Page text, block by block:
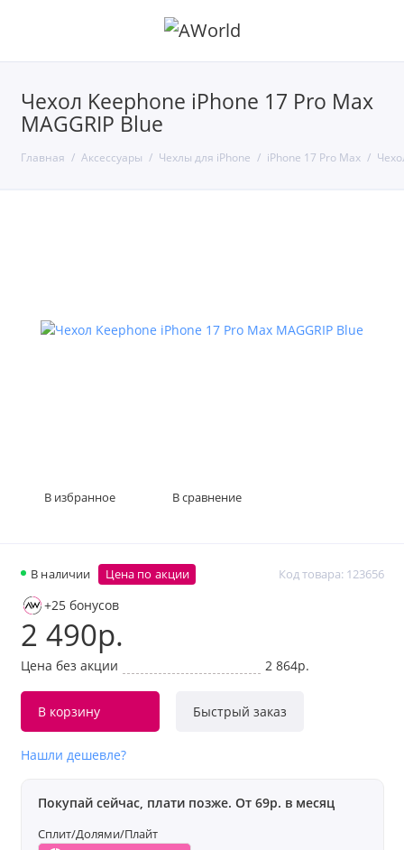
Чехол Keephone iPhone 17 Pro Max
MAGGRIP Blue
Главная Аксессуары Чехлы для iPhone iPhone 17 Pro Max
В наличии Код товара: 123656
Цена по акции
+25 бонусов
2 490р.
Цена без акции 2 864р.
В корзину Быстрый заказ
Нашли дешевле?
Покупай сейчас, плати позже. От 69р. в месяц
Сплит/Долями/Плайт
В избранное В сравнение